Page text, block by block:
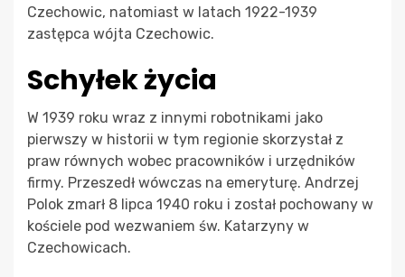
Czechowic, natomiast w latach 1922-1939
zastępca wójta Czechowic.
Schyłek życia
W 1939 roku wraz z innymi robotnikami jako
pierwszy w historii w tym regionie skorzystał z
praw równych wobec pracowników i urzędników
firmy. Przeszedł wówczas na emeryturę. Andrzej
Polok zmarł 8 lipca 1940 roku i został pochowany w
kościele pod wezwaniem św. Katarzyny w
Czechowicach.